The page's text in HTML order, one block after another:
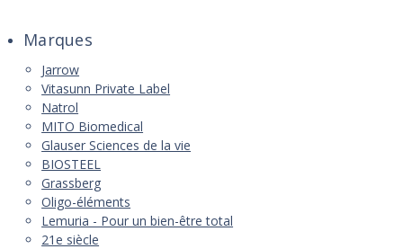
Marques
Jarrow
Vitasunn Private Label
Natrol
MITO Biomedical
Glauser Sciences de la vie
BIOSTEEL
Grassberg
Oligo-éléments
Lemuria - Pour un bien-être total
21e siècle